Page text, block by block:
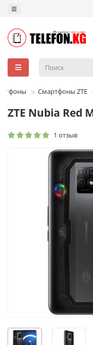
Смартфоны ZTE
ZTE Nubia Red
1 отзыв